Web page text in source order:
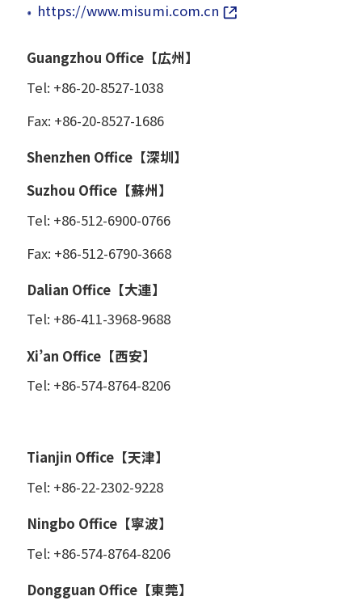
https://www.misumi.com.cn
Guangzhou Office【広州】
Tel: +86-20-8527-1038
Fax: +86-20-8527-1686
Shenzhen Office【深圳】
Suzhou Office【蘇州】
Tel: +86-512-6900-0766
Fax: +86-512-6790-3668
Dalian Office【大連】
Tel: +86-411-3968-9688
Xi’an Office【西安】
Tel: +86-574-8764-8206
Tianjin Office【天津】
Tel: +86-22-2302-9228
Ningbo Office【寧波】
Tel: +86-574-8764-8206
Dongguan Office【東莞】